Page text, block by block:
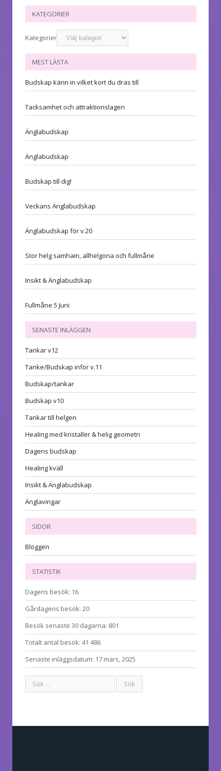
KATEGORIER
Kategorier
MEST LÄSTA
Budskap känn in vilket kort du dras till
Tacksamhet och attraktionslagen
Änglabudskap
Änglabudskap
Budskap till dig!
Veckans Änglabudskap
Änglabudskap för v.20
Stor helg samhain, allhelgona och fullmåne
Insikt & Änglabudskap
Fullmåne 5 Juni
SENASTE INLÄGGEN
Tankar v12
Tanke/Budskap inför v.11
Budskap/tankar
Budskap v10
Tankar till helgen
Healing med kristaller & helig geometri
Dagens budskap
Healing kväll
Insikt & Änglabudskap
Änglavingar
SIDOR
Bloggen
STATISTIK
Dagens besök: 16
Gårdagens besök: 20
Besök senaste 30 dagarna: 801
Totalt antal besök: 41 486
Senaste inläggsdatum: 17 mars, 2025